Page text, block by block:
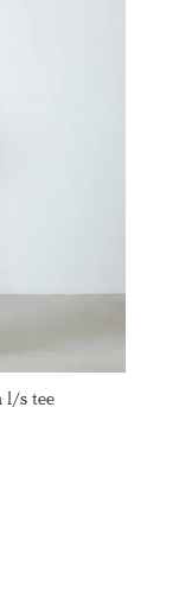
l/s tee